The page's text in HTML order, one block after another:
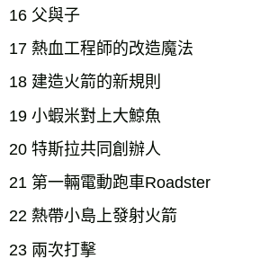
16 父與子
17 熱血工程師的改造魔法
18 建造火箭的新規則
19 小蝦米對上大鯨魚
20 特斯拉共同創辦人
21 第一輛電動跑車Roadster
22 熱帶小島上發射火箭
23 兩次打擊